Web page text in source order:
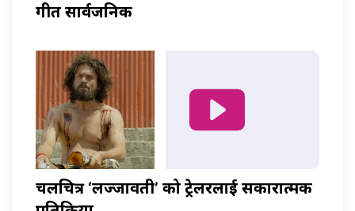
गीत सार्वजनिक
चलचित्र ‘लज्जावती’ को ट्रेलरलाई सकारात्मक